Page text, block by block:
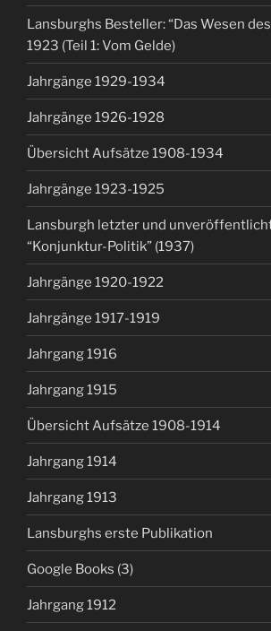
Lansburghs Besteller: “Das Wesen
1923 (Teil 1: Vom Gelde)
Jahrgänge 1929-1934
Jahrgänge 1926-1928
Übersicht Aufsätze 1908-1934
Jahrgänge 1923-1925
Lansburgh letzter und
“Konjunktur-Politik” (1937)
Jahrgänge 1920-1922
Jahrgänge 1917-1919
Jahrgang 1916
Jahrgang 1915
Übersicht Aufsätze 1908-1914
Jahrgang 1914
Jahrgang 1913
Lansburghs erste Publikation
Google Books (3)
Jahrgang 1912